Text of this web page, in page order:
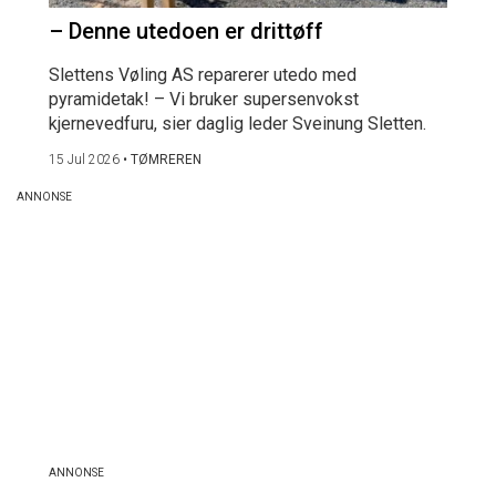
– Denne utedoen er drittøff
Slettens Vøling AS reparerer utedo med
pyramidetak! – Vi bruker supersenvokst
kjernevedfuru, sier daglig leder Sveinung Sletten.
15 Jul 2026 • TØMREREN